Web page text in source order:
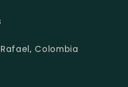
Colombia